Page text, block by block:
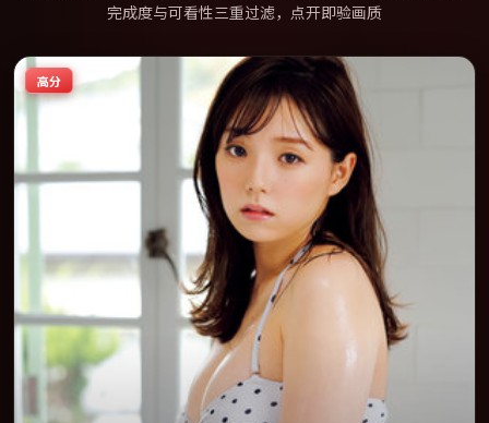
完成度与可看性三重过滤，点开即验画质
高分